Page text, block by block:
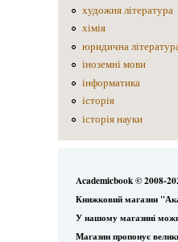
художня література
хімія
юридична
іноземні мови
інформатика
історія
історія науки
Academicbook © 2008-
Книжковий магазин
У нашому магазині
Магазин пропонує